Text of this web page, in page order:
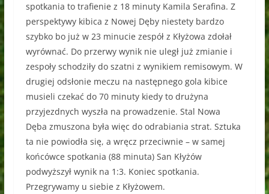
spotkania to trafienie z 18 minuty Kamila Serafina. Z
perspektywy kibica z Nowej Dęby niestety bardzo
szybko bo już w 23 minucie zespół z Kłyżowa zdołał
wyrównać. Do przerwy wynik nie uległ już zmianie i
zespoły schodziły do szatni z wynikiem remisowym. W
drugiej odsłonie meczu na następnego gola kibice
musieli czekać do 70 minuty kiedy to drużyna
przyjezdnych wyszła na prowadzenie. Stal Nowa
Dęba zmuszona była więc do odrabiania strat. Sztuka
ta nie powiodła się, a wręcz przeciwnie – w samej
końcówce spotkania (88 minuta) San Kłyżów
podwyższył wynik na 1:3. Koniec spotkania.
Przegrywamy u siebie z Kłyżowem.